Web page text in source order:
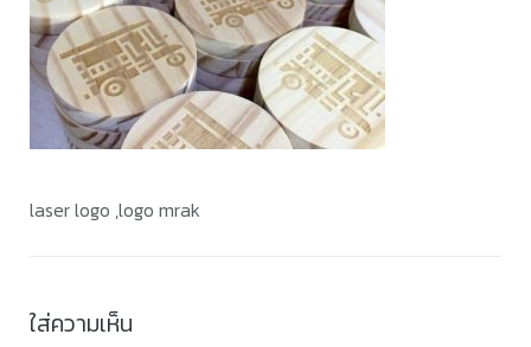
laser logo ,logo mrak
ใส่ความเห็น